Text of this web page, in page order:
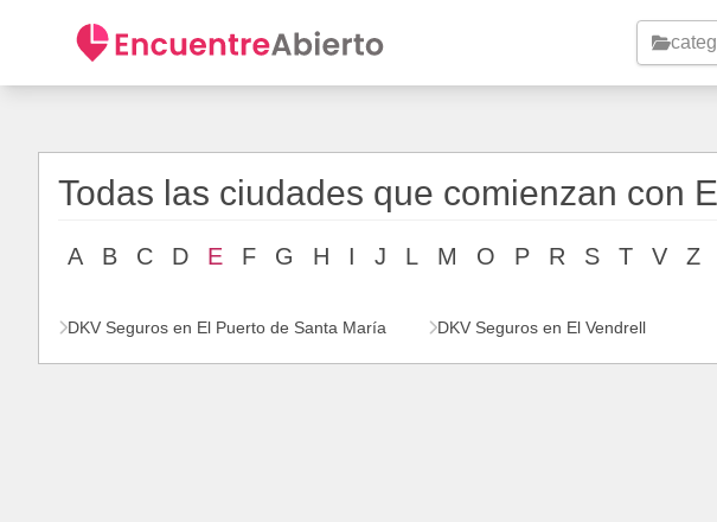
Todas las ciudades que comienzan con
A B C D E F G H I J L M O P R S T V Z
DKV Seguros en El Puerto de Santa María DKV Seguros en El Vendrell